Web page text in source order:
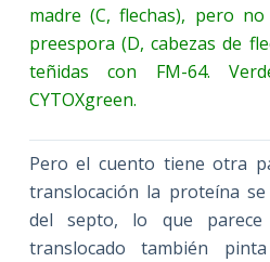
madre (C, flechas), pero
preespora (D, cabezas de
teñidas con FM-64.
CYTOXgreen.
Pero el cuento tiene otra
translocación la proteína
del septo, lo que
translocado también